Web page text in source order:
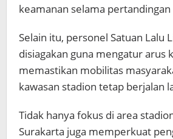
keamanan selama
Selain itu, personel Satuan Lalu
disiagakan guna mengatur arus
memastikan mobilitas
kawasan stadion tetap berjalan
Tidak hanya fokus di area
Surakarta juga memperkuat